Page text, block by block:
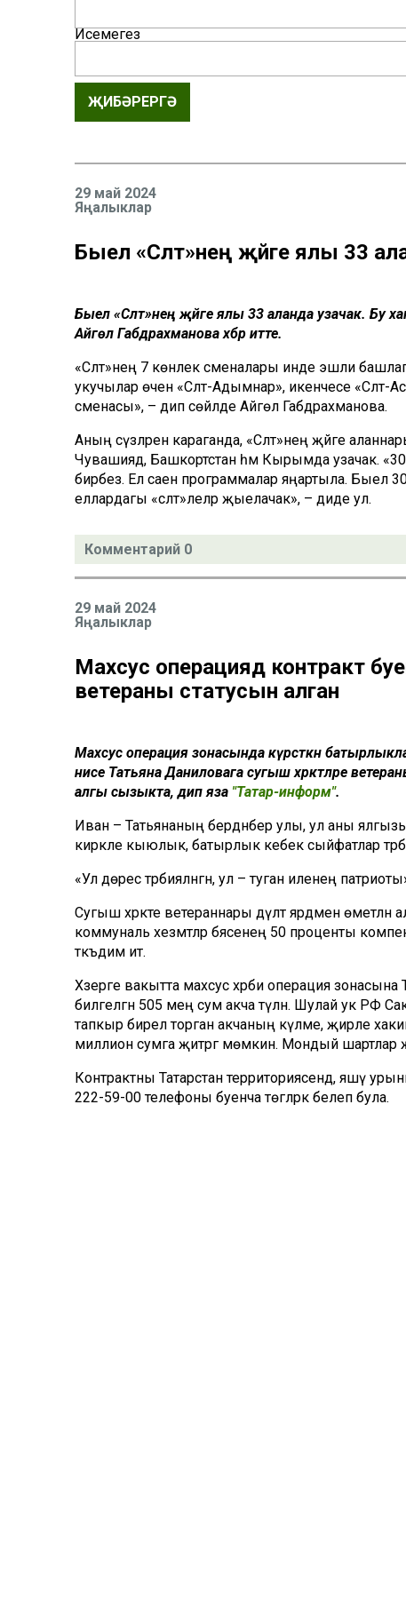
Исемегез
ҖИБӘРЕРГӘ
29 май 2024
Яңалыклар
Быел «Сәләт»нең җәйге ялы 33
Быел «Сәләт»нең җәйге ялы 33 аланда узачак. Бу
Айгөл Габдрахманова хәбәр итте.
«Сәләт»нең 7 көнлек сменалары инде эшли
укучылар өчен «Сәләт-Адымнар», икенчесе «Сәләт-
сменасы», – дип сөйләде Айгөл Габдрахманова.
Аның сүзләренә караганда, «Сәләт»нең җәйге
Чувашиядә, Башкортстан һәм Кырымда узачак.
бирәбез. Ел саен программалар яңартыла. Быел
еллардагы «сәләт»леләр җыелачак», – диде ул.
Комментарий 0
29 май 2024
Яңалыклар
Махсус операциядә контракт
ветераны статусын алган
Махсус операция зонасында күрсәткән
әнисе Татьяна Даниловага сугыш хәрәкәтләре
алгы сызыкта, дип яза "Татар-информ".
Иван – Татьянаның бердәнбер улы, ул аны
кирәкле кыюлык, батырлык кебек сыйфатлар
«Ул дөрес тәрбияләнгән, ул – туган иленең
Сугыш хәрәкәте ветераннары дәүләт ярдәменә
коммуналь хезмәтләр бәясенең 50 проценты
тәкъдим итә.
Хәзерге вакытта махсус хәрби операция зонасына
билгеләгән 505 мең сум акча түләнә. Шулай ук
тапкыр бирелә торган акчаның күләме, җирле
миллион сумга җитәргә мөмкин. Мондый шартлар
Контрактны Татарстан территориясендә, яшәү
222-59-00 телефоны буенча төгәлрәк белеп була.